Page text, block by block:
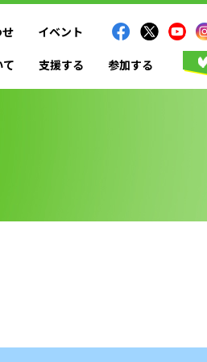
支援する 参加する
イベント